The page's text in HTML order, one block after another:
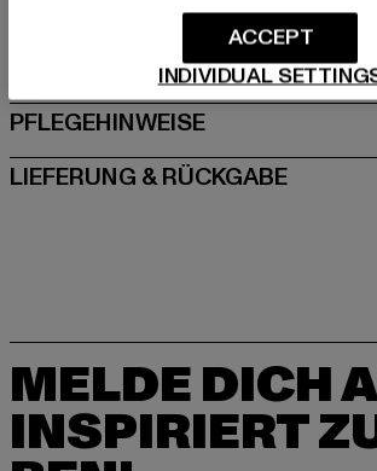
GRÖSSE & PASSFORM
PFLEGEHINWEISE
LIEFERUNG & RÜCKGABE
MELDE DICH
INSPIRIERT
INDIVIDUAL
ACCEPT